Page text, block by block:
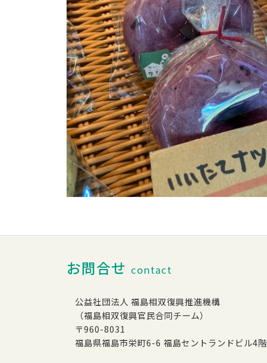
お問合せ contact
公益社団法人 福島相双復興推進機構
（福島相双復興官民合同チーム）
〒960-8031
福島県福島市栄町6-6 福島セントランドビル4階